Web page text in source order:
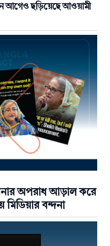
আগেও ছড়িয়েছে আওয়ামী
অপরাধ আড়াল করে
মিডিয়ার বন্দনা